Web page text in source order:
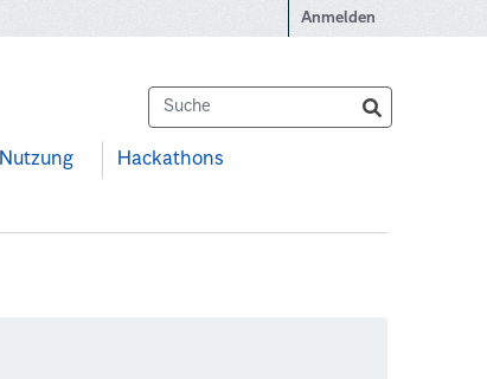
Anmelden
Nutzung Hackathons